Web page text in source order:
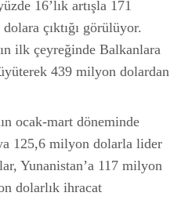
16’lık artışla 171
çıktığı görülüyor.
ilk çeyreğinde Balkanlara
439 milyon dolardan
ocak-mart döneminde
125,6 milyon dolarla lider
Yunanistan’a 117 milyon
dolarlık ihracat